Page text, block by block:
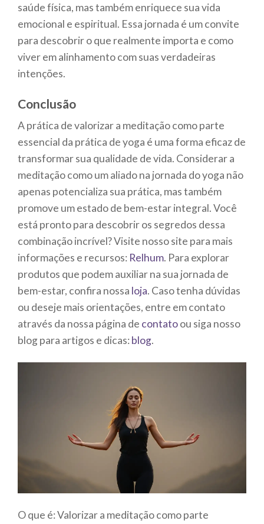
saúde física, mas também enriquece sua vida
emocional e espiritual. Essa jornada é um convite
para descobrir o que realmente importa e como
viver em alinhamento com suas verdadeiras
intenções.
Conclusão
A prática de valorizar a meditação como parte
essencial da prática de yoga é uma forma eficaz de
transformar sua qualidade de vida. Considerar a
meditação como um aliado na jornada do yoga não
apenas potencializa sua prática, mas também
promove um estado de bem-estar integral. Você
está pronto para descobrir os segredos dessa
combinação incrível? Visite nosso site para mais
informações e recursos: Relhum. Para explorar
produtos que podem auxiliar na sua jornada de
bem-estar, confira nossa loja. Caso tenha dúvidas
ou deseje mais orientações, entre em contato
através da nossa página de contatoou siga nosso
blog para artigos e dicas:blog.
O que é: Valorizar a meditação como parte